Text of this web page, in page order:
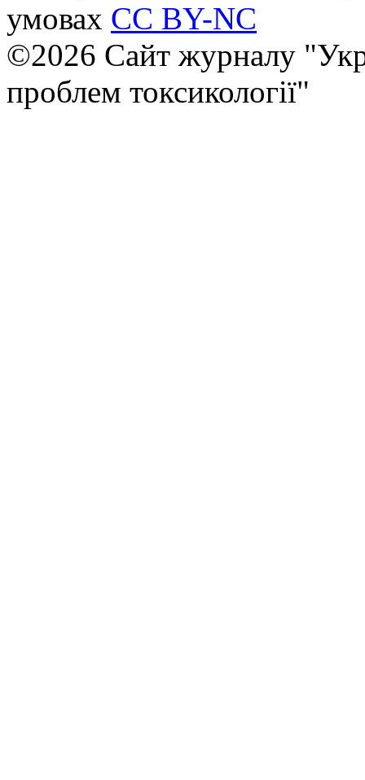
умовах CC BY-NC
©2026 Сайт журналу
проблем токсикології"